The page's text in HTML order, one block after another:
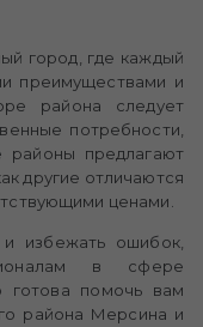
город, где каждый
преимуществами и
района следует
потребности,
предлагают
другие отличаются
ценами.
избежать ошибок,
в сфере
готова помочь вам
района Мерсина и